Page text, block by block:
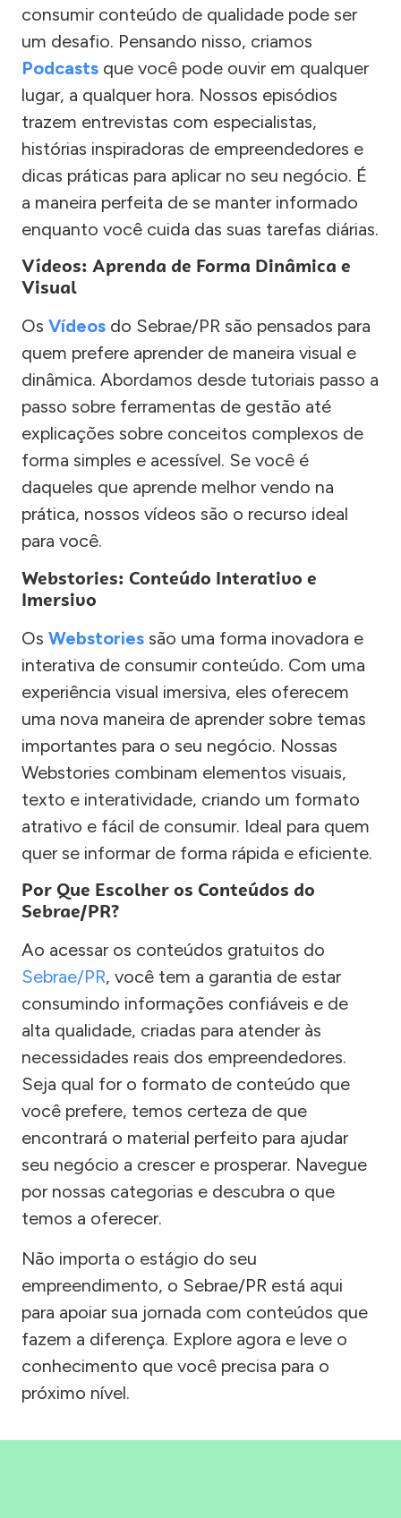
consumir conteúdo de qualidade pode ser
um desafio. Pensando nisso, criamos
Podcasts que você pode ouvir em qualquer
lugar, a qualquer hora. Nossos episódios
trazem entrevistas com especialistas,
histórias inspiradoras de empreendedores e
dicas práticas para aplicar no seu negócio. É
a maneira perfeita de se manter informado
enquanto você cuida das suas tarefas diárias.
Vídeos: Aprenda de Forma Dinâmica e
Visual
Os Vídeos do Sebrae/PR são pensados para
quem prefere aprender de maneira visual e
dinâmica. Abordamos desde tutoriais passo a
passo sobre ferramentas de gestão até
explicações sobre conceitos complexos de
forma simples e acessível. Se você é
daqueles que aprende melhor vendo na
prática, nossos vídeos são o recurso ideal
para você.
Webstories: Conteúdo Interativo e
Imersivo
Os Webstories são uma forma inovadora e
interativa de consumir conteúdo. Com uma
experiência visual imersiva, eles oferecem
uma nova maneira de aprender sobre temas
importantes para o seu negócio. Nossas
Webstories combinam elementos visuais,
texto e interatividade, criando um formato
atrativo e fácil de consumir. Ideal para quem
quer se informar de forma rápida e eficiente.
Por Que Escolher os Conteúdos do
Sebrae/PR?
Ao acessar os conteúdos gratuitos do
Sebrae/PR, você tem a garantia de estar
consumindo informações confiáveis e de
alta qualidade, criadas para atender às
necessidades reais dos empreendedores.
Seja qual for o formato de conteúdo que
você prefere, temos certeza de que
encontrará o material perfeito para ajudar
seu negócio a crescer e prosperar. Navegue
por nossas categorias e descubra o que
temos a oferecer.
Não importa o estágio do seu
empreendimento, o Sebrae/PR está aqui
para apoiar sua jornada com conteúdos que
fazem a diferença. Explore agora e leve o
conhecimento que você precisa para o
próximo nível.